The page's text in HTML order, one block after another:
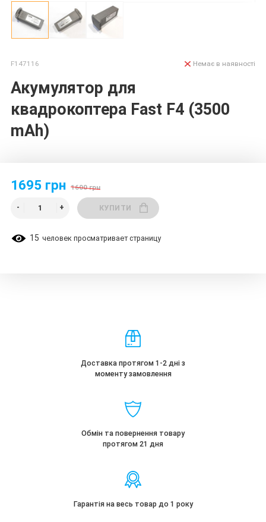
F147116
Акумулятор для
квадрокоптера Fast F4 (3500
mAh)
Немає в наявності
1695 грн 1600 грн
КУПИТИ
15 человек просматривает страницу
Доставка протягом 1-2 дні з
моменту замовлення
Обмін та повернення товару
протягом 21 дня
Гарантія на весь товар до 1 року